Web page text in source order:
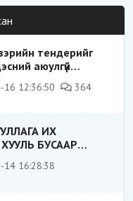
тендерийг
аюулгүй
юу?
12:36:50 364
ИХ
БУСААР
БАЙСАН
ЗОГСООЛОО
16:28:38